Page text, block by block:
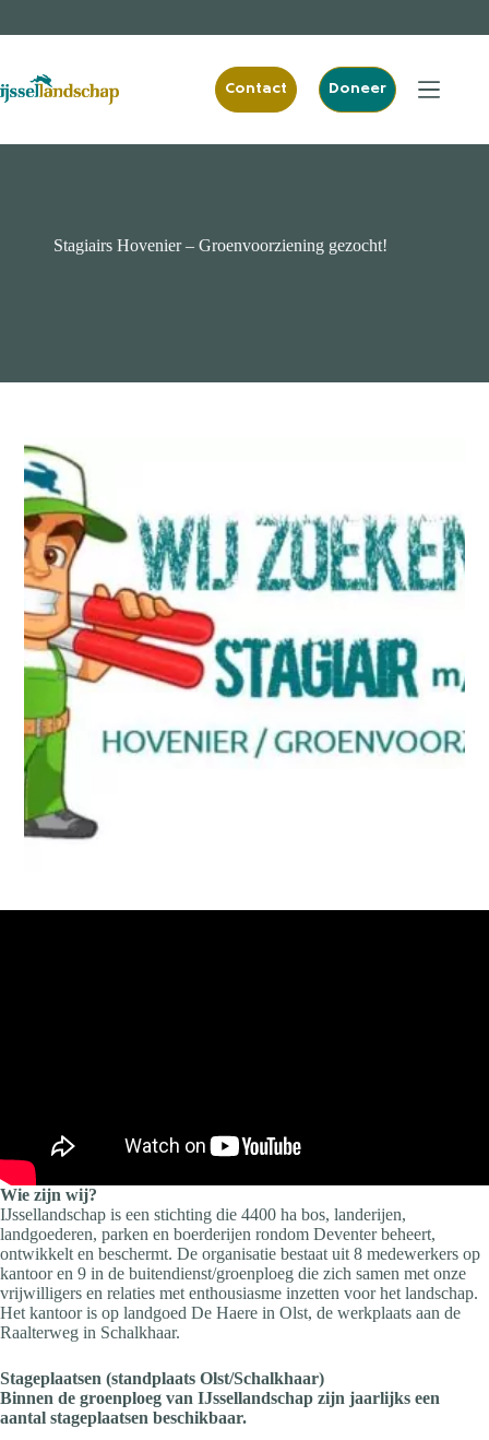
Contact Doneer
Stagiairs Hovenier – Groenvoorziening gezocht!
Wie zijn wij?
IJssellandschap is een stichting die 4400 ha bos, landerijen,
landgoederen, parken en boerderijen rondom Deventer beheert,
ontwikkelt en beschermt. De organisatie bestaat uit 8 medewerkers op
kantoor en 9 in de buitendienst/groenploeg die zich samen met onze
vrijwilligers en relaties met enthousiasme inzetten voor het landschap.
Het kantoor is op landgoed De Haere in Olst, de werkplaats aan de
Raalterweg in Schalkhaar.
Stageplaatsen (standplaats Olst/Schalkhaar)
Binnen de groenploeg van IJssellandschap zijn jaarlijks een
aantal stageplaatsen beschikbaar.